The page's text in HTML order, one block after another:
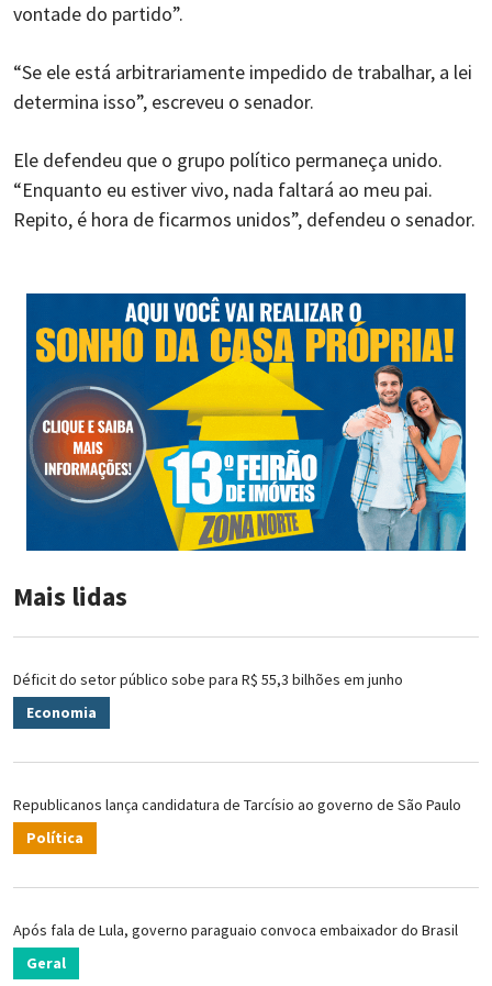
vontade do partido”.
“Se ele está arbitrariamente impedido de trabalhar, a lei
determina isso”, escreveu o senador.
Ele defendeu que o grupo político permaneça unido.
“Enquanto eu estiver vivo, nada faltará ao meu pai.
Repito, é hora de ficarmos unidos”, defendeu o senador.
Mais lidas
Déficit do setor público sobe para R$ 55,3 bilhões em junho
Economia
Republicanos lança candidatura de Tarcísio ao governo de São Paulo
Política
Após fala de Lula, governo paraguaio convoca embaixador do Brasil
Geral